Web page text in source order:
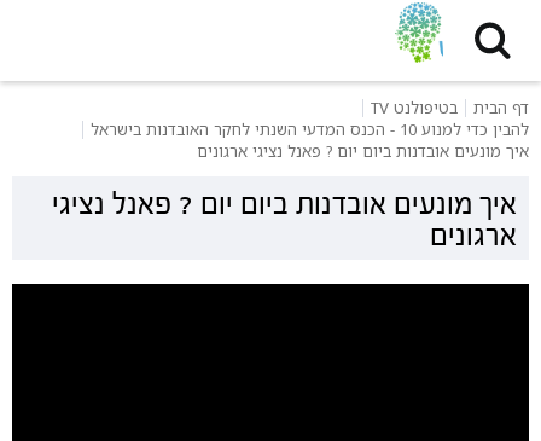
דף הבית
בטיפולנט TV
להבין כדי למנוע 10 - הכנס המדעי השנתי לחקר האובדנות בישראל
איך מונעים אובדנות ביום יום ? פאנל נציגי ארגונים
איך מונעים אובדנות ביום יום ? פאנל נציגי
ארגונים